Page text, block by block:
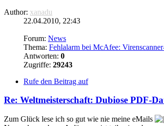
Author: xanadu
22.04.2010, 22:43
Forum: News
Thema: Fehlalarm bei McAfee:
Antworten: 0
Zugriffe: 29243
Rufe den Beitrag auf
Re: Weltmeisterschaft: Dubiose PDF-
Zum Glück lese ich so gut wie nie meine eMails